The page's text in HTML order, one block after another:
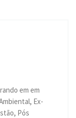
em em
Ex-
Pós